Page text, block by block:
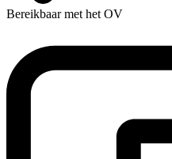
Bereikbaar met het OV